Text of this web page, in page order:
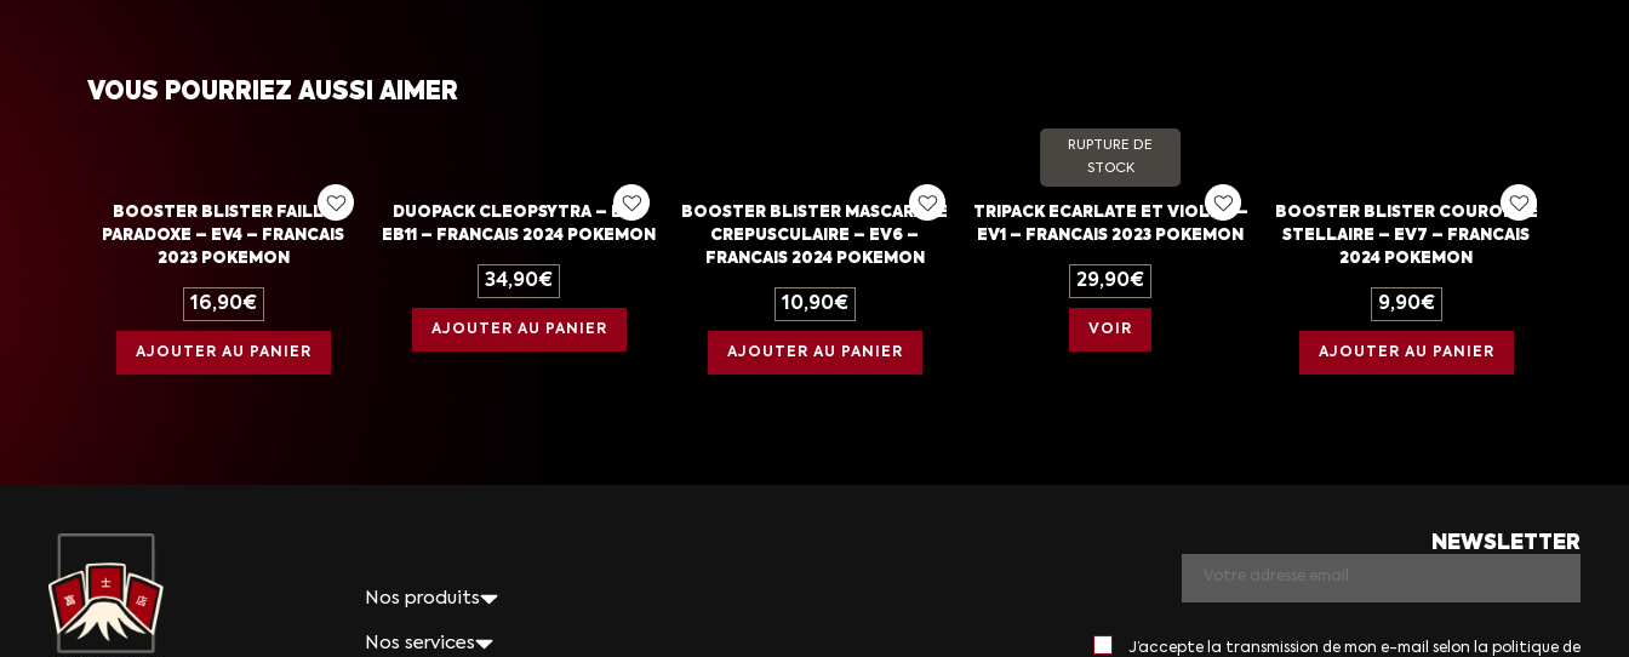
VOUS POURRIEZ AUSSI AIMER
BOOSTER BLISTER FAILLE
PARADOXE – EV4 – FRANCAIS
2023 POKEMON
16,90€
AJOUTER AU PANIER
DUOPACK CLEOPSYTRA – EB9
EB11 – FRANCAIS 2024 POKEMON
34,90€
AJOUTER AU PANIER
BOOSTER BLISTER MASCARADE
CREPUSCULAIRE – EV6 –
FRANCAIS 2024 POKEMON
10,90€
AJOUTER AU PANIER
RUPTURE DE
STOCK
TRIPACK ECARLATE ET VIOLET –
EV1 – FRANCAIS 2023 POKEMON
29,90€
VOIR
BOOSTER BLISTER COURONNE
STELLAIRE – EV7 – FRANCAIS
2024 POKEMON
9,90€
AJOUTER AU PANIER
Nos produits
Nos services
NEWSLETTER
J’accepte la transmission de mon e-mail selon la politique de